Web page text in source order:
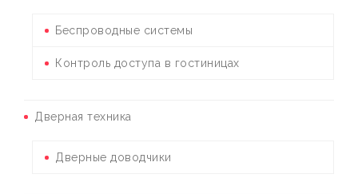
Беспроводные системы
Контроль доступа в гостиницах
Дверная техника
Дверные доводчики